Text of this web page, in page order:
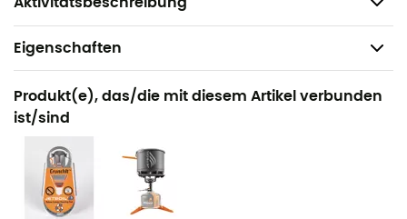
Aktivitätsbeschreibung
Eigenschaften
Geeignet für
Wandern / Trekking / Camping
Produkt
Cartouche Jetpower
Produkt(e), das/die mit diesem Artikel verbunden
ist/sind